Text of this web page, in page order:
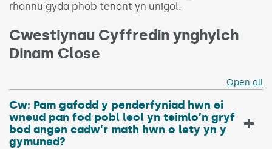
rhannu gyda phob tenant yn unigol.
Cwestiynau Cyffredin ynghylch
Dinam Close
Open all
Cw: Pam gafodd y penderfyniad hwn ei
wneud pan fod pobl leol yn teimlo’n gryf
bod angen cadw’r math hwn o lety yn y
gymuned?